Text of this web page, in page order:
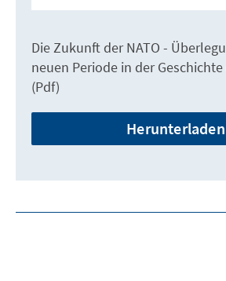
Die Zukunft der NATO -
neuen Periode in der
(Pdf)
Herunterladen